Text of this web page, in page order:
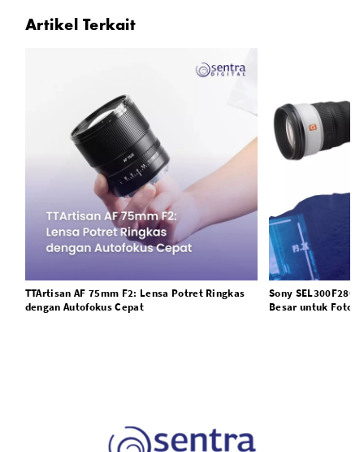
Artikel Terkait
TTArtisan AF 75mm F2: Lensa Potret Ringkas
dengan Autofokus Cepat
Sony
Besar untuk